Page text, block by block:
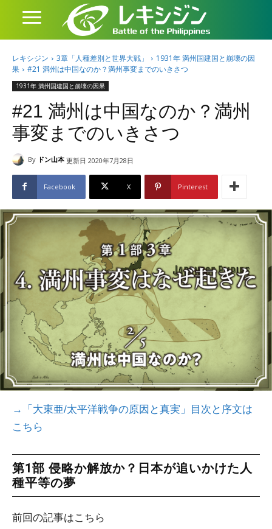
レキシジン 3章「人種差別と世界大戦」
1931年 満州国建国と崩壊の因
果
#21 満州は中国なのか？満州事変までのいきさつ
1931年 満州国建国と崩壊の因果
#21 満州は中国なのか？満州
事変までのいきさつ
By ドン山本 更新日 2020年7月28日
Facebook X Pinterest
→
「大東亜/太平洋戦争の原因と真実」目次と序文は
こちら
第1部 侵略か解放か？日本が追いかけた人
種平等の夢
前回の記事はこちら